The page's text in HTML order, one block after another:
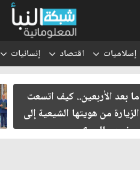
إسلاميات اقتصاد إنسانيات
ما بعد الأربعين.. كيف اتسعت
الزيارة من هويتها الشيعية إلى
حضور عالمي؟